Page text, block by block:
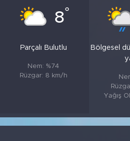
8°
Parçalı Bulutlu
Nem: %74
Rüzgar: 8 km/h
Bölgesel
Yağış